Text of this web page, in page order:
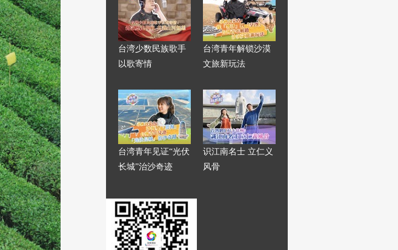
台湾少数民族歌手
以歌寄情
台湾青年解锁沙漠
文旅新玩法
台湾青年见证“光伏
长城”治沙奇迹
识江南名士 立仁义
风骨